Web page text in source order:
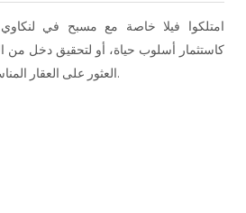
امتلكوا فيلا خاصة مع مسبح في
كاستثمار أسلوب حياة، أو لتحقيق دخل من
العثور على العقار المناسب ونرشدكم خلال العملية.